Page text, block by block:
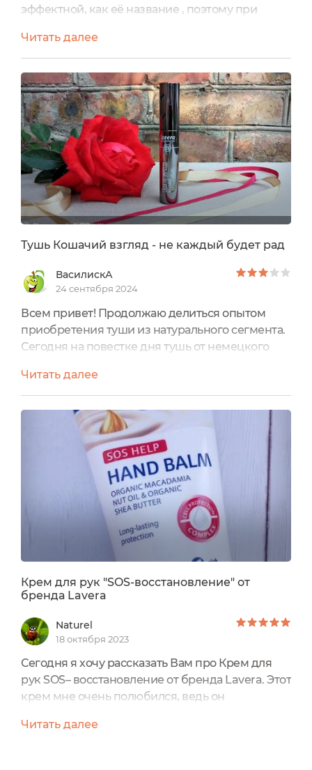
эффектной, как её название , поэтому при
варианты попроще. Пластиковый пенал не
блестящий, а черный с серебристыми
надписями, и не такой большой, стандартной
емкостью 9 мл. Как минимум не придется
расстраиваться из-за того, что тушь все никак
не закончится. Надписи на пенале...
Читать далее
Тушь Кошачий взгляд - не каждый будет рад
ВасилискА
24 сентября 2024
Всем привет! Продолжаю делиться опытом
приобретения туши из натурального сегмента.
Сегодня на повестке дня тушь от немецкого
to impress. С английского это можно перевести
примерно как «ресницы, которые впечатляют».
Видимо, российский дистрибьютор счел это
название слишком претенциозным . Поэтому
на белой наклейке с информацией для
российских покупателей...
Читать далее
Крем для рук "SOS-восстановление" от
бренда Lavera
Naturel
18 октября 2023
Сегодня я хочу рассказать Вам про Крем для
рук SOS– восстановление от бренда Lavera. Этот
крем мне очень полюбился, ведь он
преображает кожу и защищает ее от вредного
Читать далее